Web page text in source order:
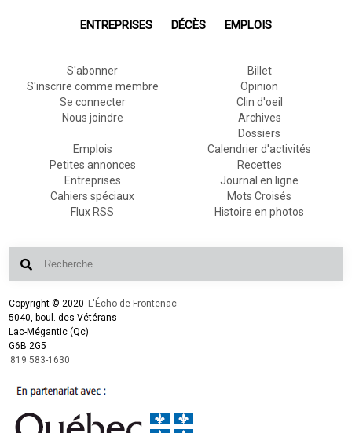
ENTREPRISES DÉCÈS EMPLOIS
S'abonner
S'inscrire comme membre
Se connecter
Nous joindre
Billet
Opinion
Clin d'oeil
Archives
Dossiers
Emplois
Petites annonces
Entreprises
Cahiers spéciaux
Flux RSS
Calendrier d'activités
Recettes
Journal en ligne
Mots Croisés
Histoire en photos
Copyright © 2020 L'Écho de Frontenac
5040, boul. des Vétérans
Lac-Mégantic (Qc)
G6B 2G5
819 583-1630